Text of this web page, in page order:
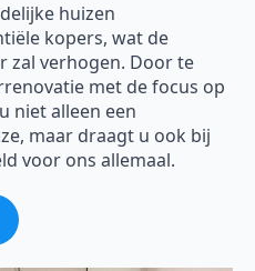
huizen
kopers, wat de
zal verhogen. Door te
met de focus op
niet alleen een
maar draagt u ook bij
voor ons allemaal.